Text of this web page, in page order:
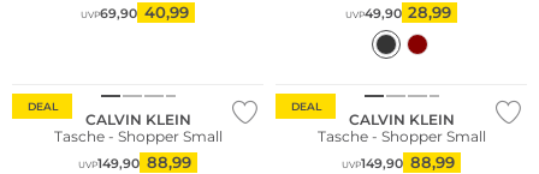
UVP69,90 40,99 UVP49,90 28,99
DEAL
CALVIN KLEIN
Tasche - Shopper Small
UVP149,90 88,99
DEAL
CALVIN KLEIN
Tasche - Shopper Small
UVP149,90 88,99